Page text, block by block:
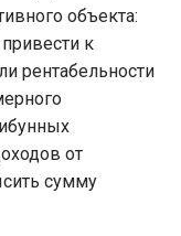
объекта:
к
рентабельности
от
сумму